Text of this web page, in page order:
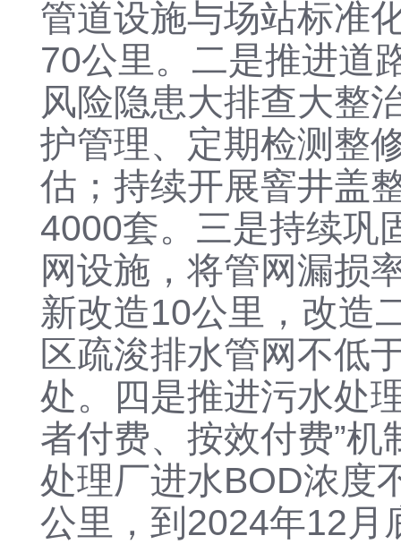
管道设施与场站标准
70公里。 二是推进道
风险隐患大排查大整
护管理、定期检测整
估 ； 持续开展窨井盖
4000套。 三是持续巩
网设施，将管网漏损
新改造10公里，改造
区疏浚排水管网不低
处。
四是推进污水处
者付费、按效付费”
处理厂进水BOD浓度
公里，到2024年12月